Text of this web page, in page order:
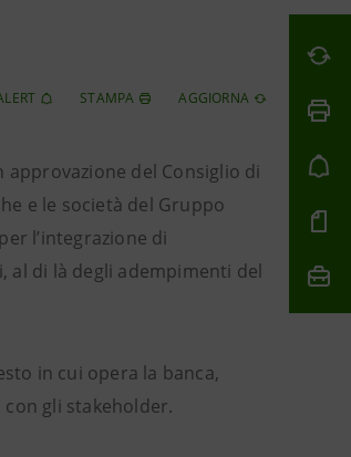
STAMPA AGGIORNA
del Consiglio di
e le società del Gruppo
l’integrazione di
al di là degli adempimenti del
in cui opera la banca,
gli stakeholder.